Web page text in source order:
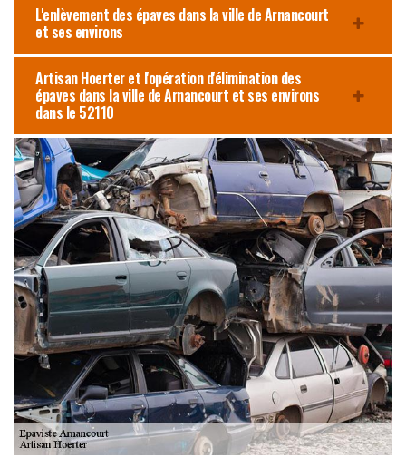
L'enlèvement des épaves dans la ville de Arnancourt
et ses environs
Artisan Hoerter et l'opération d'élimination des
épaves dans la ville de Arnancourt et ses environs
dans le 52110